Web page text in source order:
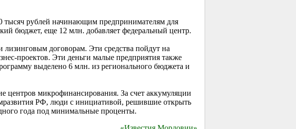
тысяч рублей начинающим предпринимателям для
бюджет, еще 12 млн. добавляет федеральный центр.
договорам. Эти средства пойдут на
проектов. Эти деньги малые предприятия также
выделено 6 млн. из регионального бюджета и
микрофинансирования. За счет аккумуляции
РФ, люди с инициативой, решившие открыть
года под минимальные проценты.